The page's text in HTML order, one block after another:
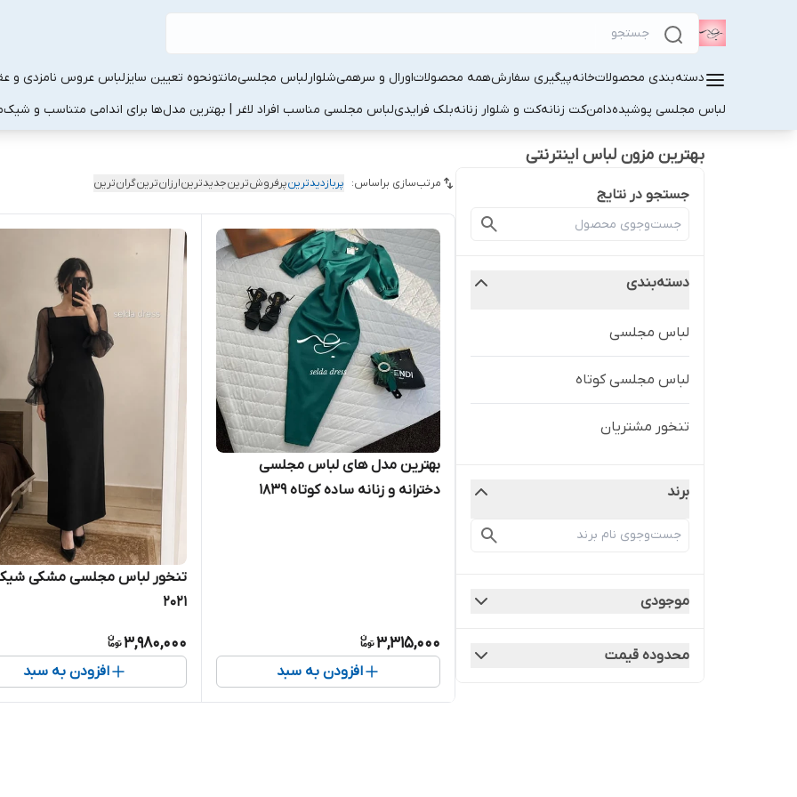
دسته‌بندی محصولاتخانهپیگیری سفارشهمه محصولاتاورال و سرهمیشلوارلباس مجلسیمانتونحوه تعیین سایزلباس عروس نامزدی و
لباس مجلسی پوشیدهدامنکت زنانهکت و شلوار زنانهبلک فرایدیلباس مجلسی مناسب افراد لاغر | بهترین مدل‌ها برای اندامی متناسب و شیک
بهترین مزون لباس اینترنتی
جستجو در نتایج
دسته‌بندی
لباس مجلسی
لباس مجلسی کوتاه
تنخور مشتریان
برند
موجودی
محدوده قیمت
مرتب‌سازی براساس: پربازدیدترینپرفروش‌ترینجدیدترینارزان‌ترینگران‌ترین
بهترین مدل های لباس مجلسی
دخترانه و زنانه ساده کوتاه ۱۸۳۹
3,315,000
افزودن به سبد
تنخور لباس مجلسی مشکی
۲۰۲۱
3,980,000
افزودن به سبد